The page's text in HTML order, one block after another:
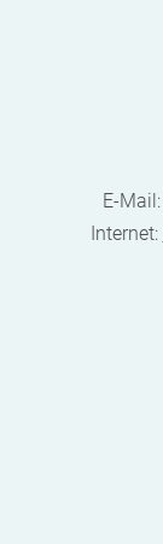
E-Mail:
Internet: